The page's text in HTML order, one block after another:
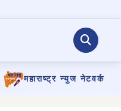
महाराष्ट्र न्युज नेटवर्क